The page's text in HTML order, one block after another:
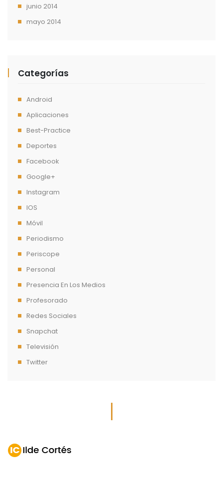
junio 2014
mayo 2014
Categorías
Android
Aplicaciones
Best-Practice
Deportes
Facebook
Google+
Instagram
IOS
Móvil
Periodismo
Periscope
Personal
Presencia En Los Medios
Profesorado
Redes Sociales
Snapchat
Televisión
Twitter